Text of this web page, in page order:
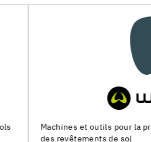
du support et la pose